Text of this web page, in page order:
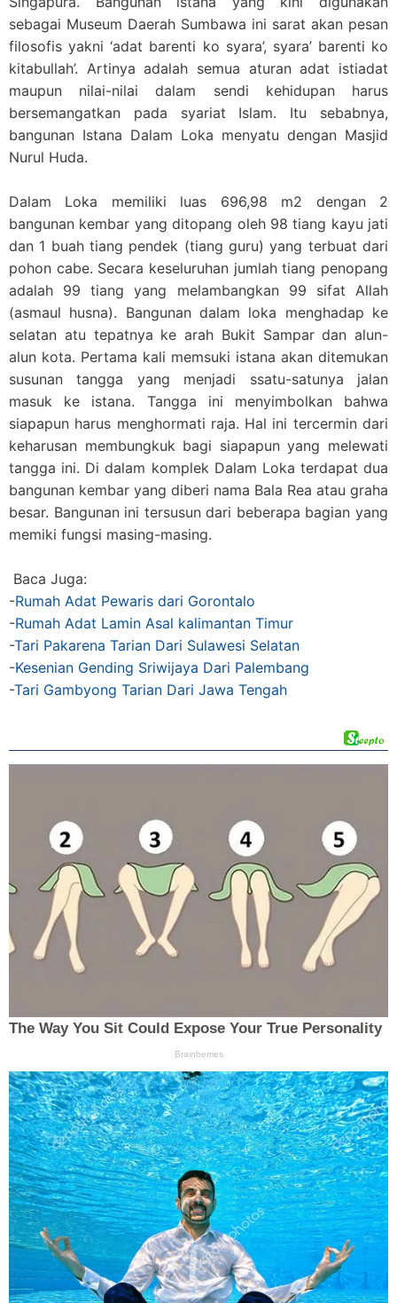
sebagai Museum Daerah Sumbawa ini sarat akan pesan
filosofis yakni ‘adat barenti ko syara’, syara’ barenti ko
kitabullah’. Artinya adalah semua aturan adat istiadat
maupun nilai-nilai dalam sendi kehidupan harus
bersemangatkan pada syariat Islam. Itu sebabnya,
bangunan Istana Dalam Loka menyatu dengan Masjid
Nurul Huda.
Dalam Loka memiliki luas 696,98 m2 dengan 2
bangunan kembar yang ditopang oleh 98 tiang kayu jati
dan 1 buah tiang pendek (tiang guru) yang terbuat dari
pohon cabe. Secara keseluruhan jumlah tiang penopang
adalah 99 tiang yang melambangkan 99 sifat Allah
(asmaul husna). Bangunan dalam loka menghadap ke
selatan atu tepatnya ke arah Bukit Sampar dan alun-
alun kota. Pertama kali memsuki istana akan ditemukan
susunan tangga yang menjadi ssatu-satunya jalan
masuk ke istana. Tangga ini menyimbolkan bahwa
siapapun harus menghormati raja. Hal ini tercermin dari
keharusan membungkuk bagi siapapun yang melewati
tangga ini. Di dalam komplek Dalam Loka terdapat dua
bangunan kembar yang diberi nama Bala Rea atau graha
besar. Bangunan ini tersusun dari beberapa bagian yang
memiki fungsi masing-masing.
Baca Juga:
-Rumah Adat Pewaris dari Gorontalo
-Rumah Adat Lamin Asal kalimantan Timur
-Tari Pakarena Tarian Dari Sulawesi Selatan
-Kesenian Gending Sriwijaya Dari Palembang
-Tari Gambyong Tarian Dari Jawa Tengah